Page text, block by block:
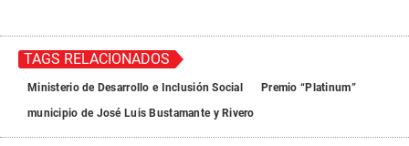
TAGS RELACIONADOS
Ministerio de Desarrollo e Inclusión Social
Premio “Platinum”
municipio de José Luis Bustamante y Rivero